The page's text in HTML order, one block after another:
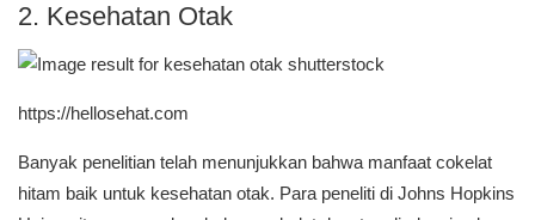
2. Kesehatan Otak
https://hellosehat.com
Banyak penelitian telah menunjukkan bahwa manfaat cokelat
hitam baik untuk kesehatan otak. Para peneliti di Johns Hopkins